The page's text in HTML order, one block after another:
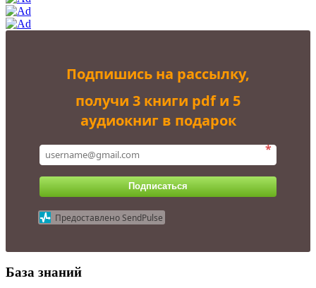
Подпишись на рассылку,
получи 3 книги pdf и 5
аудиокниг в подарок
*
Подписаться
Предоставлено SendPulse
База знаний